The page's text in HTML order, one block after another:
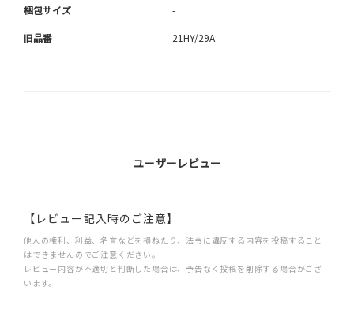
梱包サイズ -
旧品番 21HY/29A
ユーザーレビュー
【レビュー記入時のご注意】
他人の権利、利益、名誉などを損ねたり、法令に違反する内容を投稿すること
はできませんのでご注意ください。
レビュー内容が不適切と判断した場合は、予告なく投稿を削除する場合がござ
います。